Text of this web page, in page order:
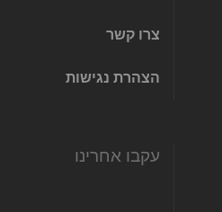
צרו קשר
הצהרת נגישות
עקבו אחרינו